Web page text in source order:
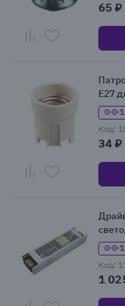
65 ₽
E27
Код:
34 ₽
Код:
1